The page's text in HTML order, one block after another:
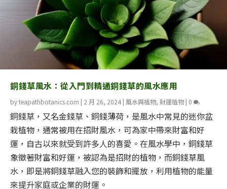
銅錢草風水：從入門到精通銅錢草的風水應用
byteapathbotanics.com | 2 月 26, 2024 | 風水與植物, 財運植物 | 0
銅錢草，又名金錢草、銅錢薄荷，是風水中常見的迷你盆
栽植物，通常被用在招財風水，可為家中帶來財富和好
運，自古以來就受到許多人的喜愛。在風水學中，銅錢草
象徵著財富和好運，被認為是招財的植物，而銅錢草風
水，即是將銅錢草融入您的裝飾和擺放，利用植物的能量
來提升家庭或企業的財運。